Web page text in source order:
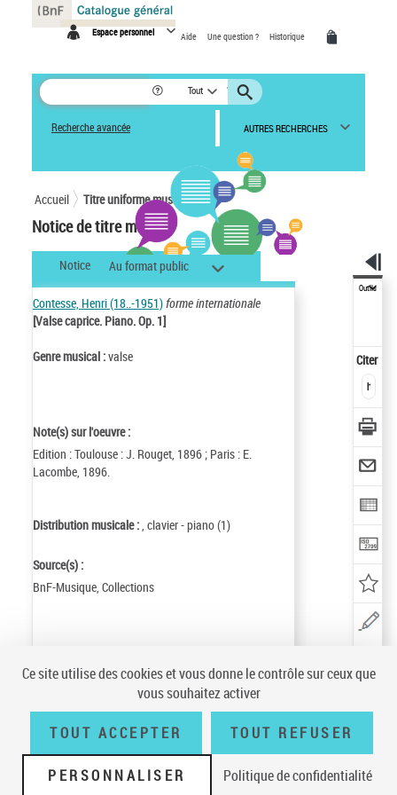
Espace personnel Aide Une question ? Historique
Tout
Recherche avancée AUTRES RECHERCHES
Accueil Titre uniforme musical
Notice de titre musical
Notice Au format public
Contesse, Henri (18..-1951)forme internationale
[Valse caprice. Piano. Op. 1]
Genre musical :valse
Note(s) sur l'oeuvre :
Edition : Toulouse : J. Rouget, 1896 ; Paris : E.
Lacombe, 1896.
Distribution musicale :, clavier - piano (1)
Source(s) :
BnF-Musique, Collections
Notice n° :FRBNF16110253
Outils
Citer
Conditions générales d'utilisation | A propos | Plan du site |
Écrire à la
Panneau de gestion des cookies
Ce site utilise des cookies et vous donne le contrôle sur ceux que
vous souhaitez activer
TOUT ACCEPTER TOUT REFUSER
PERSONNALISER Politique de confidentialité